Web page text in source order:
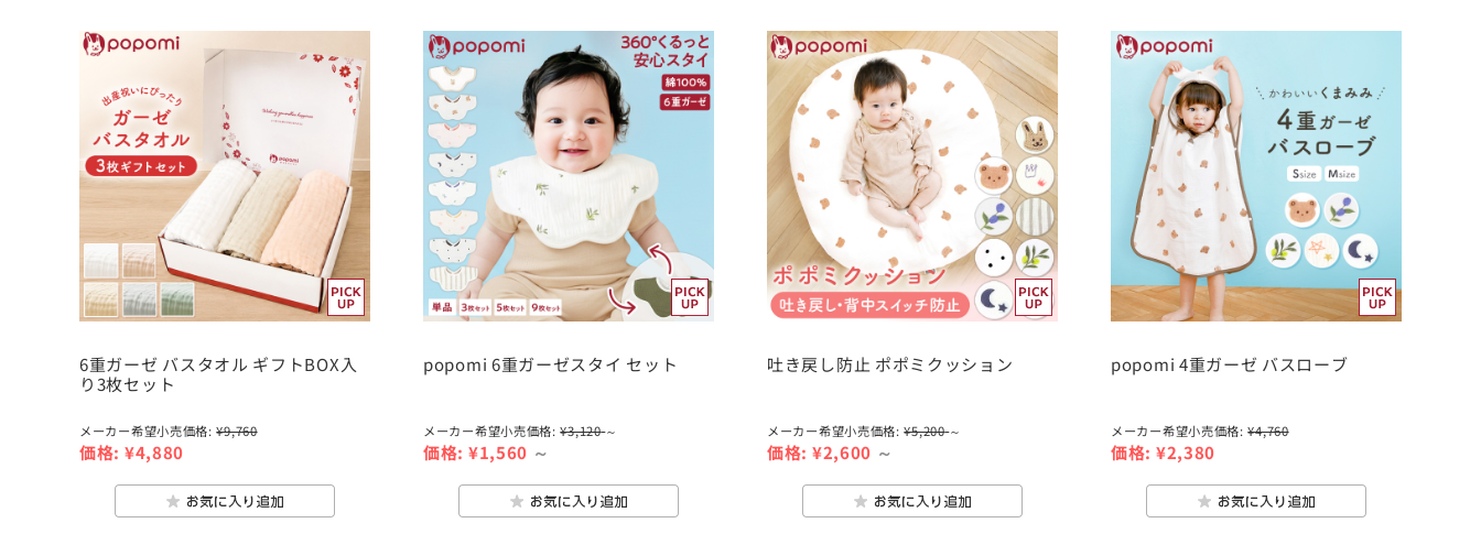
6重ガーゼ バスタオル ギフトBOX入
り3枚セット
メーカー希望小売価格: ¥9,760
価格: ¥4,880
popomi 6重ガーゼスタイ セット
メーカー希望小売価格: ¥3,120 ～
価格: ¥1,560 ～
吐き戻し防止 ポポミクッション
メーカー希望小売価格: ¥5,200 ～
価格: ¥2,600 ～
popomi 4重ガーゼ バスローブ
メーカー希望小売価格: ¥4,760
価格: ¥2,380